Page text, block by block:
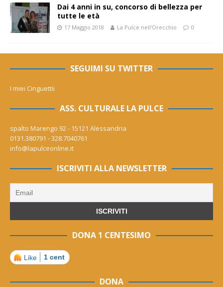
Dai 4 anni in su, concorso di bellezza per
tutte le età
17 Maggio 2018 La Pulce nell'Orecchio 0
SEGUIMI SU TWITTER
I miei Cinguettii
ASS. CULTURALE LA PULCE
spalto Marengo 92 - 15121 Alessandria
0131.380791 - 328.7040761
info@lapulceonline.it
ISCRIVITI ALLA NEWSLETTER
DONA 1 CENTESIMO
Like 1 cent
DONA